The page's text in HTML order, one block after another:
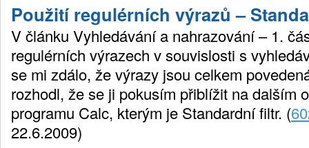
Použití regulérních výrazů –
V článku Vyhledávání a nahrazování – 1.
regulérních výrazech v souvislosti s
se mi zdálo, že výrazy jsou celkem
rozhodl, že se ji pokusím přiblížit na dalším
programu Calc, kterým je Standardní filtr. (
22.6.2009)